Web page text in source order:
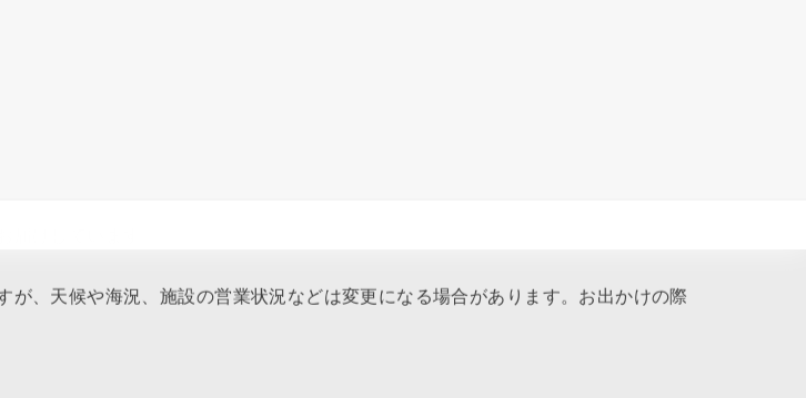
けしています。
、天候や海況、施設の営業状況などは変更になる場合があります。お出かけの際